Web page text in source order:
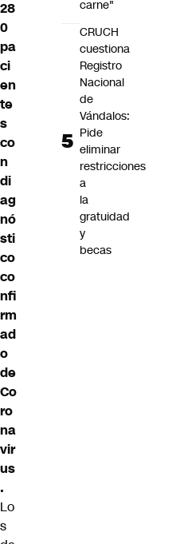
28
0
pa
ci
en
te
s
co
n
di
ag
nó
sti
co
co
nfi
rm
ad
o
de
Co
ro
na
vir
us
.
Lo
s
carne"
CRUCH
cuestiona
Registro
Nacional
de
Vándalos:
Pide
eliminar
restricciones
a
la
gratuidad
y
becas